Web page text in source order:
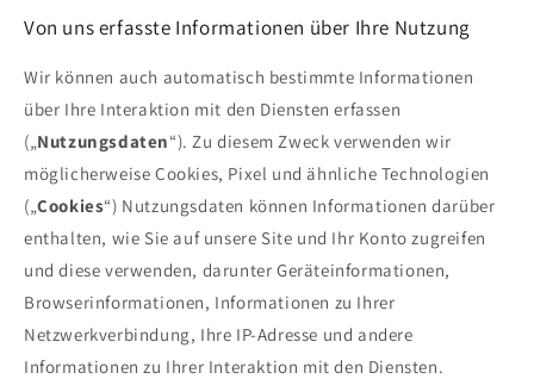
Von uns erfasste Informationen über Ihre Nutzung
Wir können auch automatisch bestimmte Informationen
über Ihre Interaktion mit den Diensten erfassen
(„Nutzungsdaten“). Zu diesem Zweck verwenden wir
möglicherweise Cookies, Pixel und ähnliche Technologien
(„Cookies“) Nutzungsdaten können Informationen darüber
enthalten, wie Sie auf unsere Site und Ihr Konto zugreifen
und diese verwenden, darunter Geräteinformationen,
Browserinformationen, Informationen zu Ihrer
Netzwerkverbindung, Ihre IP-Adresse und andere
Informationen zu Ihrer Interaktion mit den Diensten.